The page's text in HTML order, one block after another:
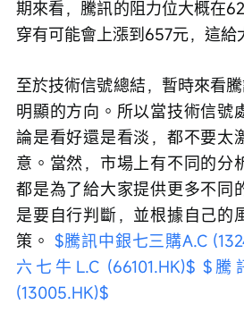
期來看，騰訊的阻力位大概在
穿有可能會上漲到657元，這給
至於技術信號總結，暫時來看
明顯的方向。所以當技術信號
論是看好還是看淡，都不要太
意。當然，市場上有不同的分
都是為了給大家提供更多不同
是要自行判斷，並根據自己的
策。 $騰訊中銀七三購A.C
六七牛L.C (66101.HK)$ $騰
(13005.HK)$